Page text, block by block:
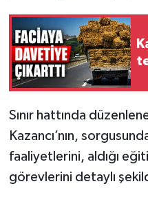
Sınır hattında
Kazancı’nın,
faaliyetlerini, aldığı
görevlerini detaylı